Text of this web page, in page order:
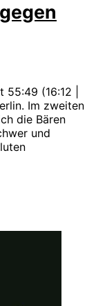
(16:12 |
Im zweiten
die Bären
und